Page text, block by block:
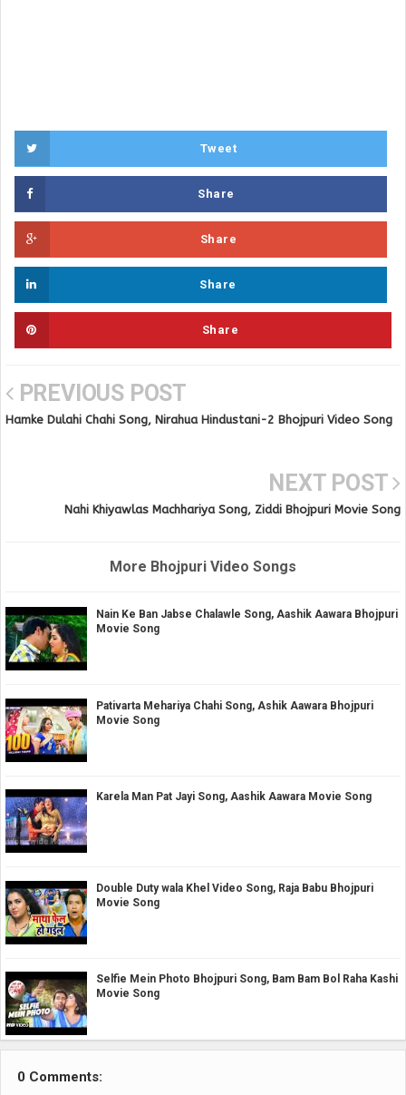
Tweet
Share
Share
Share
Share
PREVIOUS POST
Hamke Dulahi Chahi Song, Nirahua Hindustani-2 Bhojpuri Video Song
NEXT POST
Nahi Khiyawlas Machhariya Song, Ziddi Bhojpuri Movie Song
More Bhojpuri Video Songs
Nain Ke Ban Jabse Chalawle Song, Aashik Aawara Bhojpuri
Movie Song
Pativarta Mehariya Chahi Song, Ashik Aawara Bhojpuri
Movie Song
Karela Man Pat Jayi Song, Aashik Aawara Movie Song
Double Duty wala Khel Video Song, Raja Babu Bhojpuri
Movie Song
Selfie Mein Photo Bhojpuri Song, Bam Bam Bol Raha Kashi
Movie Song
0 Comments: